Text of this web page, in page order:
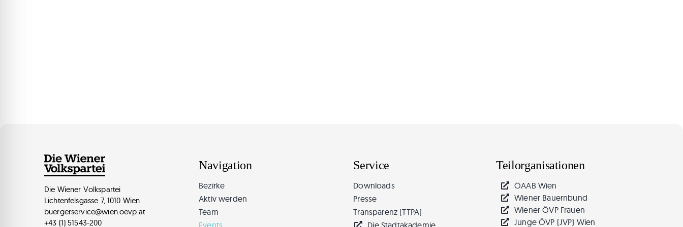
Die Wiener Volkspartei
Lichtenfelsgasse 7, 1010 Wien
buergerservice@wien.oevp.at
+43 (1) 51543-200
Navigation
Bezirke
Aktiv werden
Team
Service
Downloads
Presse
Transparenz (TTPA)
Teilorganisationen
ÖAAB Wien
Wiener Bauernbund
Wiener ÖVP Frauen
Junge ÖVP (JVP) Wien